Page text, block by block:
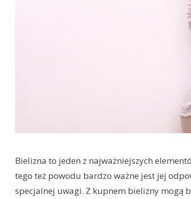
Bielizna to jeden z najważniejszych
tego też powodu bardzo ważne jest jej
specjalnej uwagi. Z kupnem bielizny mogą